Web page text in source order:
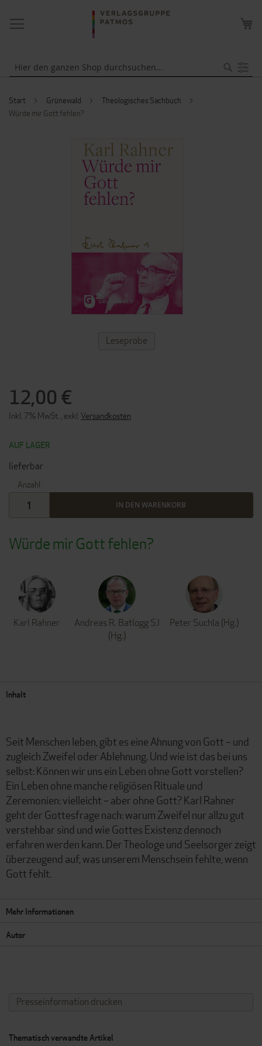
NAVIGATION
UMSCHALTEN
Start Grünewald
Theologisches Sachbuch
Würde mir Gott fehlen?
Würde mir Gott fehlen?
Karl Rahner
Andreas R. Batlogg SJ
(Hg.)
Peter Suchla (Hg.)
12,00 €
Inkl. 7% MwSt. exkl. Versandkosten
AUF LAGER
lieferbar
Anzahl
IN DEN WARENKORB
ZUM
ENDE
BILDERGALERIE
ZUM
ANFANG
Leseprobe
Inhalt
Seit Menschen leben, gibt es eine Ahnung von Gott – und
zugleich Zweifel oder Ablehnung. Und wie ist das bei uns
selbst: Können wir uns ein Leben ohne Gott vorstellen?
Ein Leben ohne manche religiösen Rituale und
Zeremonien: vielleicht – aber ohne Gott? Karl Rahner
geht der Gottesfrage nach: warum Zweifel nur allzu gut
verstehbar sind und wie Gottes Existenz dennoch
erfahren werden kann. Der Theologe und Seelsorger zeigt
überzeugend auf, was unserem Menschsein fehlte, wenn
Gott fehlt.
Mehr Informationen
Autor
Presseinformation drucken
Thematisch verwandte Artikel